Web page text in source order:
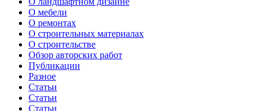
О мебели
О ремонтах
О строительных материалах
О строительстве
Обзор авторских работ
Публикации
Разное
Статьи
Статьи
Статьи